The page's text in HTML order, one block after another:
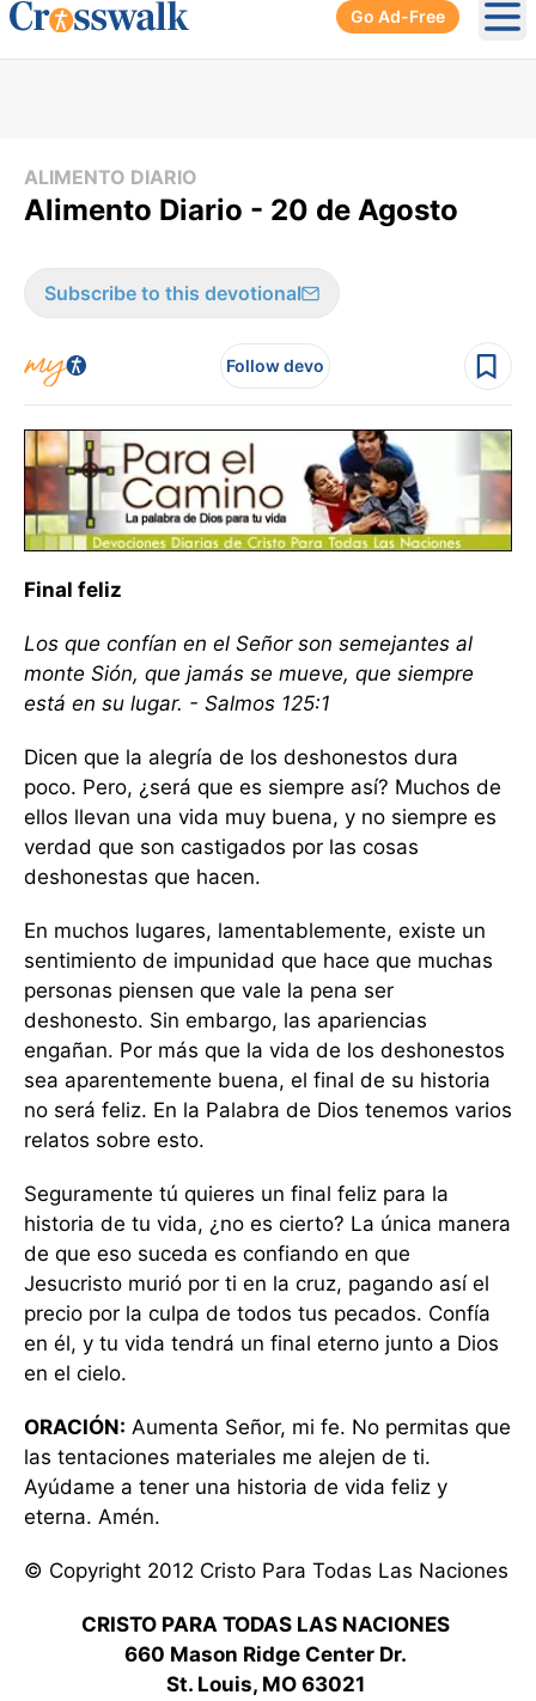
Go Ad-Free
ALIMENTO DIARIO
Alimento Diario - 20 de Agosto
Subscribe to this devotional
Follow devo
Final feliz
Los que confían en el Señor son semejantes al
monte Sión, que jamás se mueve, que siempre
está en su lugar. - Salmos 125:1
Dicen que la alegría de los deshonestos dura
poco. Pero, ¿será que es siempre así? Muchos de
ellos llevan una vida muy buena, y no siempre es
verdad que son castigados por las cosas
deshonestas que hacen.
En muchos lugares, lamentablemente, existe un
sentimiento de impunidad que hace que muchas
personas piensen que vale la pena ser
deshonesto. Sin embargo, las apariencias
engañan. Por más que la vida de los deshonestos
sea aparentemente buena, el final de su historia
no será feliz. En la Palabra de Dios tenemos varios
relatos sobre esto.
Seguramente tú quieres un final feliz para la
historia de tu vida, ¿no es cierto? La única manera
de que eso suceda es confiando en que
Jesucristo murió por ti en la cruz, pagando así el
precio por la culpa de todos tus pecados. Confía
en él, y tu vida tendrá un final eterno junto a Dios
en el cielo.
ORACIÓN: Aumenta Señor, mi fe. No permitas que
las tentaciones materiales me alejen de ti.
Ayúdame a tener una historia de vida feliz y
eterna. Amén.
© Copyright 2012 Cristo Para Todas Las Naciones
CRISTO PARA TODAS LAS NACIONES
660 Mason Ridge Center Dr.
St. Louis, MO 63021